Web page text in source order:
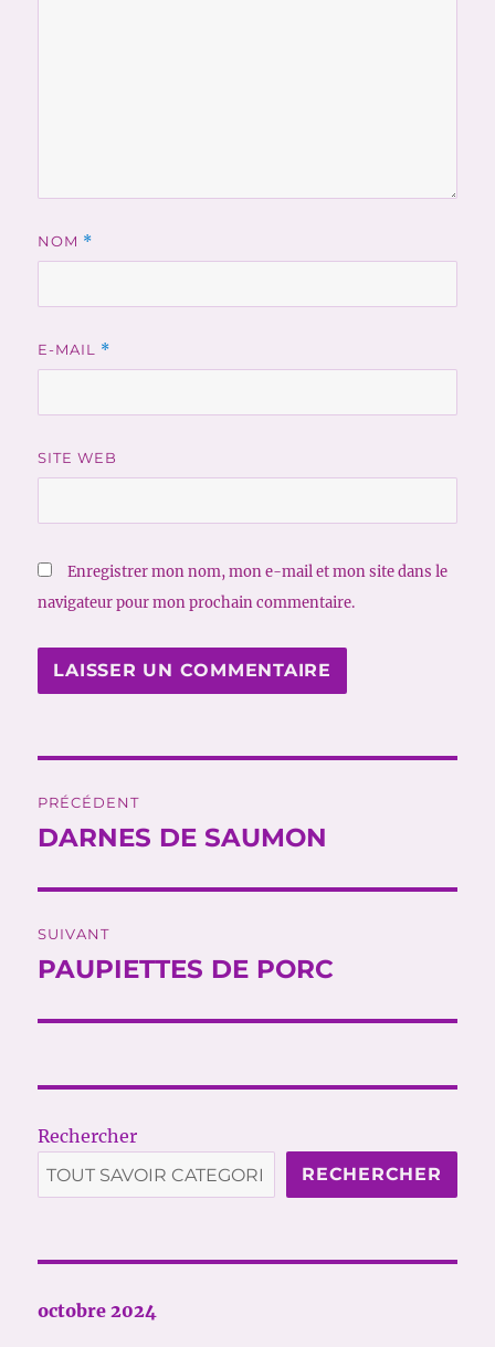
NOM *
E-MAIL *
SITE WEB
Enregistrer mon nom, mon e-mail et mon site dans le
navigateur pour mon prochain commentaire.
de
PRÉCÉDENT
Publication
DARNES DE SAUMON
SUIVANT
Publication
PAUPIETTES DE PORC
Rechercher
RECHERCHER
octobre 2024